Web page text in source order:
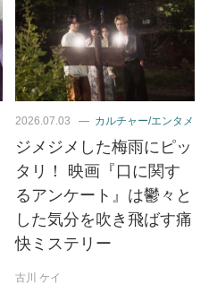
2026.07.03 カルチャー/エンタメ
ジメジメした梅雨にピッ
タリ！ 映画『口に関す
るアンケート』は鬱々と
した気分を吹き飛ばす痛
快ミステリー
古川 ケイ